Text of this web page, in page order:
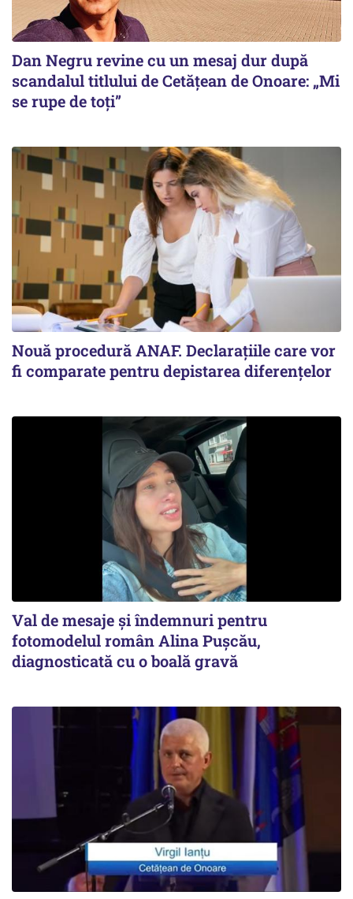
Dan Negru revine cu un mesaj dur după
scandalul titlului de Cetățean de Onoare: „Mi
se rupe de toți”
Nouă procedură ANAF. Declarațiile care vor
fi comparate pentru depistarea diferențelor
Val de mesaje și îndemnuri pentru
fotomodelul român Alina Pușcău,
diagnosticată cu o boală gravă